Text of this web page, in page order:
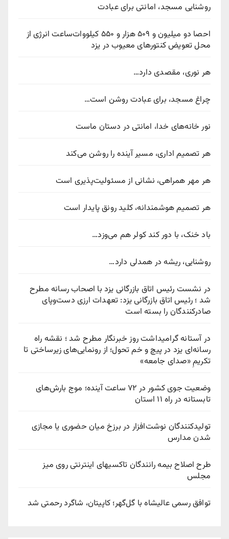
روشنایی مسجد، امانتی برای عبادت
احصا دو میلیون و ۵۰۹ هزار و ۵۵۰ کیلووات‌ساعت انرژی از
محل تعویض کنتورهای معیوب در یزد
هر نوری، مقصدی دارد…
چراغ مسجد، برای عبادت روشن است…
نور خانه‌های خدا، امانتی در دستان ماست
هر تصمیم اداری، مسیر آینده را روشن می‌کند
هر مهر همراهی، نشانی از مسئولیت‌پذیری است
هر تصمیم هوشمندانه، کلید رونق پایدار است
باد خنک، با دور کند کولر هم می‌وزد…
روشنایی، ریشه در همدلی دارد…
در نشست رئیس اتاق بازرگانی یزد با اصحاب رسانه مطرح
شد ؛ رئیس اتاق بازرگانی یزد: تعهدات ارزی دست‌وپای
صادرکنندگان را بسته است
در آستانه گرامیداشت روز خبرنگار مطرح شد ؛ نقشه راه
رسانه‌ای یزد در پیچ‌ و خم تحول؛ از رونمایی‌های زیرساختی تا
تکریمِ «صدای جامعه»
وضعیت جوی کشور در ۷۲ ساعت آینده؛ موج بارش‌های
تابستانه در راه ۱۱ استان
تولیدکنندگان نوشت‌افزار در برزخ میان حضوری یا مجازی
شدن مدارس
طرح اصلاح بیمه رانندگان تاکسیهای اینترنتی روی میز
مجلس
توافق رسمی عالیشاه با گل‌گهر؛ کاپیتان، شاگرد رحمتی شد